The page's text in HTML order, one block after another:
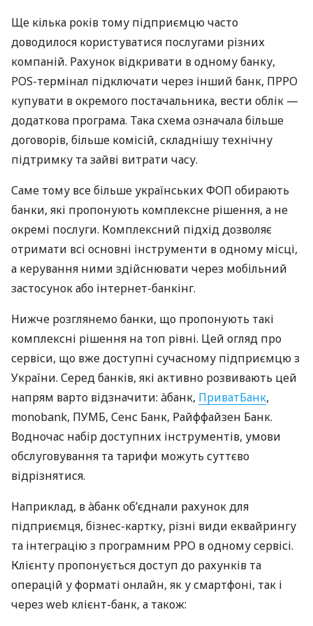
Ще кілька років тому підприємцю часто
доводилося користуватися послугами різних
компаній. Рахунок відкривати в одному банку,
POS-термінал підключати через інший банк, ПРРО
купувати в окремого постачальника, вести облік —
додаткова програма. Така схема означала більше
договорів, більше комісій, складнішу технічну
підтримку та зайві витрати часу.
Саме тому все більше українських ФОП обирають
банки, які пропонують комплексне рішення, а не
окремі послуги. Комплексний підхід дозволяє
отримати всі основні інструменти в одному місці,
а керування ними здійснювати через мобільний
застосунок або інтернет-банкінг.
Нижче розглянемо банки, що пропонують такі
комплексні рішення на топ рівні. Цей огляд про
сервіси, що вже доступні сучасному підприємцю з
України. Серед банків, які активно розвивають цей
напрям варто відзначити: àбанк, ПриватБанк,
monobank, ПУМБ, Сенс Банк, Райффайзен Банк.
Водночас набір доступних інструментів, умови
обслуговування та тарифи можуть суттєво
відрізнятися.
Наприклад, в àбанк об’єднали рахунок для
підприємця, бізнес-картку, різні види еквайрингу
та інтеграцію з програмним РРО в одному сервісі.
Клієнту пропонується доступ до рахунків та
операцій у форматі онлайн, як у смартфоні, так і
через web клієнт-банк, а також: